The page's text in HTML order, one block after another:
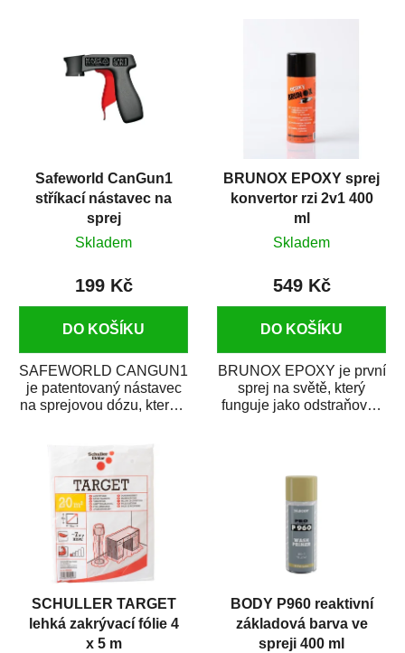
Safeworld CanGun1
stříkací nástavec na
sprej
Skladem
199 Kč
DO KOŠÍKU
SAFEWORLD CANGUN1
je patentovaný nástavec
na sprejovou dózu, který ji
BRUNOX EPOXY sprej
konvertor rzi 2v1 400
ml
Skladem
549 Kč
DO KOŠÍKU
BRUNOX EPOXY je první
sprej na světě, který
funguje jako odstraňovač
SCHULLER TARGET
lehká zakrývací fólie 4
x 5 m
BODY P960 reaktivní
základová barva ve
spreji 400 ml